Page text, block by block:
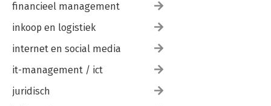
financieel management
inkoop en logistiek
internet en social media
it-management / ict
juridisch